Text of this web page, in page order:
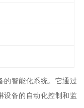
的智能化系统。它通过
设备的自动化控制和监